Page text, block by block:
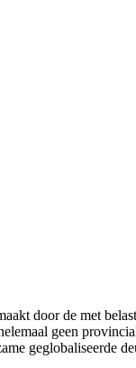
door de met
geen
geglobaliseerde